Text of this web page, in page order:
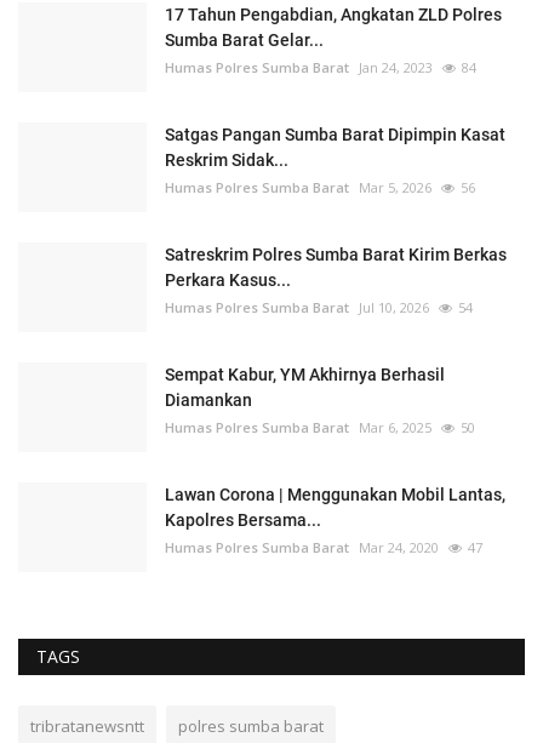
17 Tahun Pengabdian, Angkatan ZLD Polres
Sumba Barat Gelar...
Humas Polres Sumba Barat Jan 24, 2023 84
Satgas Pangan Sumba Barat Dipimpin Kasat
Reskrim Sidak...
Humas Polres Sumba Barat Mar 5, 2026 56
Satreskrim Polres Sumba Barat Kirim Berkas
Perkara Kasus...
Humas Polres Sumba Barat Jul 10, 2026 54
Sempat Kabur, YM Akhirnya Berhasil
Diamankan
Humas Polres Sumba Barat Mar 6, 2025 50
Lawan Corona | Menggunakan Mobil Lantas,
Kapolres Bersama...
Humas Polres Sumba Barat Mar 24, 2020 47
TAGS
tribratanewsntt polres sumba barat